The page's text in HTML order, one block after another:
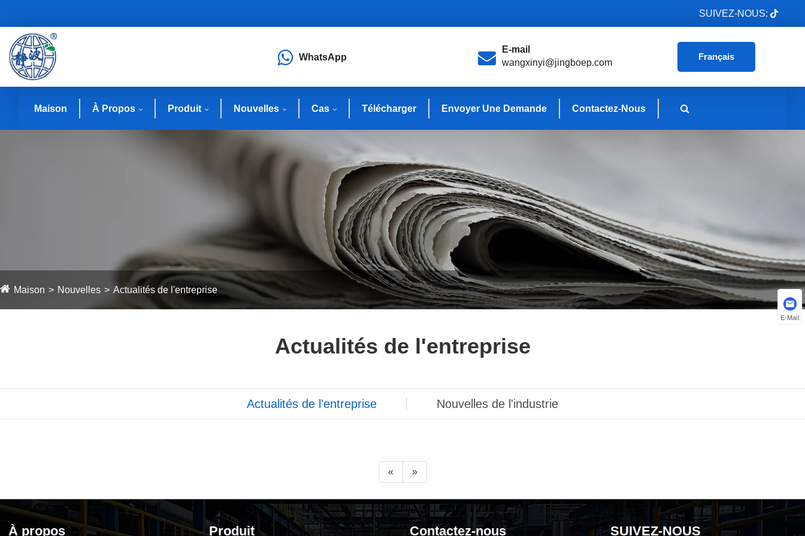
SUIVEZ-NOUS:
WhatsApp
E-mail
wangxinyi@jingboep.com
Français
Maison À Propos Produit Nouvelles Cas Télécharger Envoyer Une Demande Contactez-Nous
Maison Nouvelles Actualités de l'entreprise
Actualités de l'entreprise
Actualités de l'entreprise Nouvelles de l'industrie
« »
À propos Produit Contactez-nous SUIVEZ-NOUS
E-Mail